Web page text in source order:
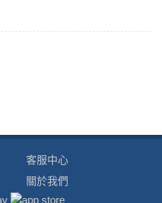
客服中心
關於我們